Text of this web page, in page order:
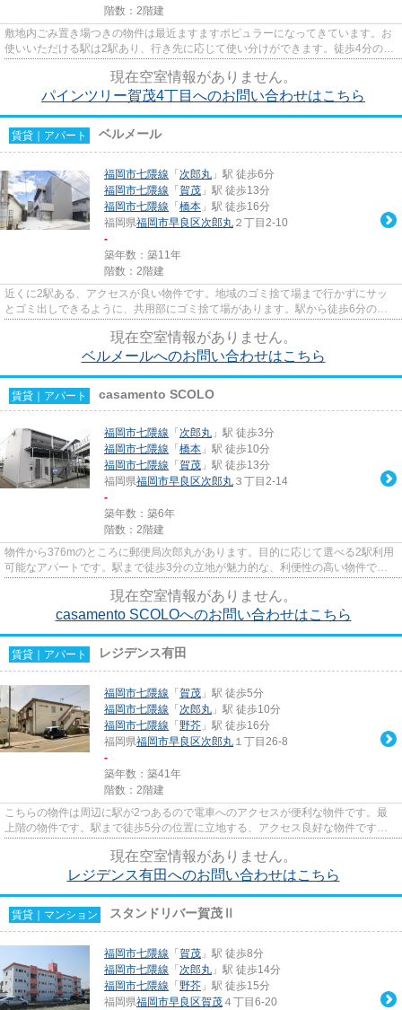
階数：2階建
敷地内ごみ置き場つきの物件は最近ますますポピュラーになってきています。お
使いいただける駅は2駅あり、行き先に応じて使い分けができます。徒歩4分の位
現在空室情報がありません。
パインツリー賀茂4丁目へのお問い合わせはこちら
賃貸｜アパート ベルメール
福岡市七隈線 「 次郎丸 」駅 徒歩6分
福岡市七隈線 「 賀茂 」駅 徒歩13分
福岡市七隈線 「 橋本 」駅 徒歩16分
福岡県福岡市早良区次郎丸 ２丁目2-10
-
築年数：築11年
階数：2階建
近くに2駅ある、アクセスが良い物件です。地域のゴミ捨て場まで行かずにサッ
とゴミ出しできるように、共用部にゴミ捨て場があります。駅から徒歩6分の物
現在空室情報がありません。
ベルメールへのお問い合わせはこちら
賃貸｜アパート casamento SCOLO
福岡市七隈線 「 次郎丸 」駅 徒歩3分
福岡市七隈線 「 橋本 」駅 徒歩10分
福岡市七隈線 「 賀茂 」駅 徒歩13分
福岡県福岡市早良区次郎丸 ３丁目2-14
-
築年数：築6年
階数：2階建
物件から376mのところに郵便局次郎丸があります。目的に応じて選べる2駅利用
可能なアパートです。駅まで徒歩3分の立地が魅力的な、利便性の高い物件で
現在空室情報がありません。
casamento SCOLOへのお問い合わせはこちら
賃貸｜アパート レジデンス有田
福岡市七隈線 「 賀茂 」駅 徒歩5分
福岡市七隈線 「 次郎丸 」駅 徒歩10分
福岡市七隈線 「 野芥 」駅 徒歩16分
福岡県福岡市早良区次郎丸 １丁目26-8
-
築年数：築41年
階数：2階建
こちらの物件は周辺に駅が2つあるので電車へのアクセスが便利な物件です。最
上階の物件です。駅まで徒歩5分の位置に立地する、アクセス良好な物件です。
現在空室情報がありません。
レジデンス有田へのお問い合わせはこちら
賃貸｜マンション スタンドリバー賀茂Ⅱ
福岡市七隈線 「 賀茂 」駅 徒歩8分
福岡市七隈線 「 次郎丸 」駅 徒歩14分
福岡市七隈線 「 野芥 」駅 徒歩15分
福岡県福岡市早良区賀茂 ４丁目6-20